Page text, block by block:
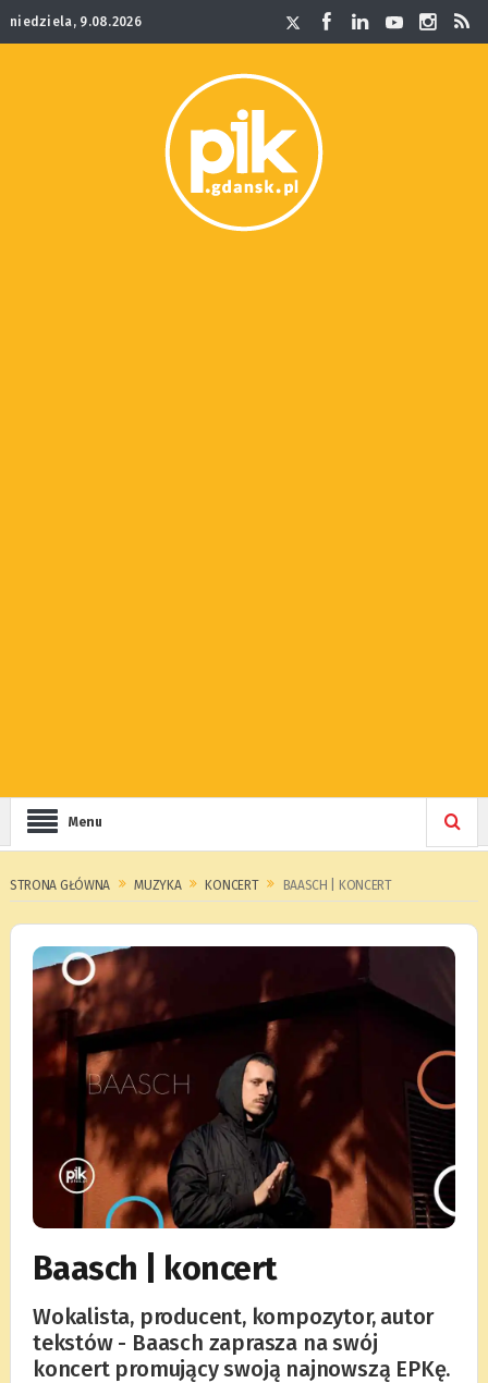
niedziela, 9.08.2026
Menu
STRONA GŁÓWNA MUZYKA KONCERT BAASCH | KONCERT
Baasch | koncert
Wokalista, producent, kompozytor, autor
tekstów - Baasch zaprasza na swój
koncert promujący swoją najnowszą EPKę.